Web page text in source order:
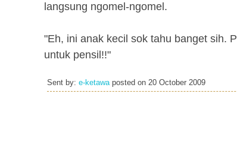
langsung ngomel-ngomel.
"Eh, ini anak kecil sok tahu banget sih.
untuk pensil!!"
Sent by: e-ketawaposted on 20 October 2009